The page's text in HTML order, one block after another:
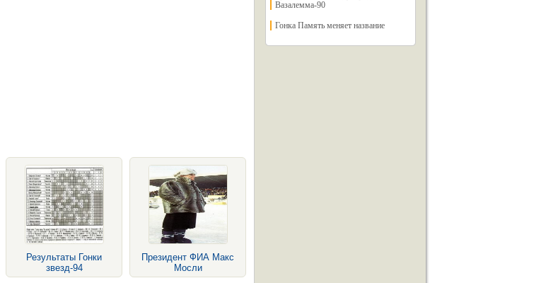
Результаты Гонки
звезд-94
Президент ФИА Макс
Мосли
Вазалемма-90
Гонка Память меняет название